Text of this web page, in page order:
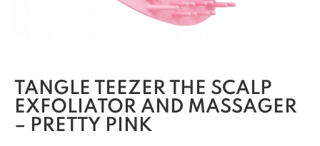
TANGLE TEEZER THE SCALP
EXFOLIATOR AND MASSAGER
– PRETTY PINK